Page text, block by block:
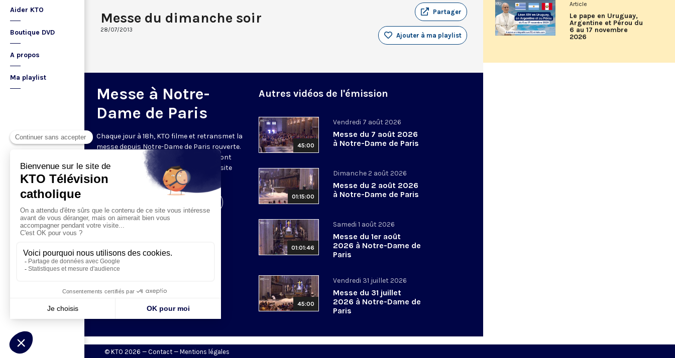
Aider KTO
Boutique DVD
A propos
Ma playlist
Messe du dimanche soir
28/07/2013
Partager
Ajouter à ma playlist
Messe à Notre-
Dame de Paris
Chaque jour à 18h, KTO filme et retransmet la
messe depuis Notre-Dame de Paris rouverte.
Les textes des Vêpres et de la messe sont
presque toujours ceux qu’indiquent le site
www.aelf.org
Autres vidéos de l'émission
45:00
Vendredi 7 août 2026
Messe du 7 août 2026
à Notre-Dame de Paris
01:15:00
Dimanche 2 août 2026
Messe du 2 août 2026
à Notre-Dame de Paris
01:01:46
Samedi 1 août 2026
Messe du 1er août
2026 à Notre-Dame de
Paris
45:00
Vendredi 31 juillet 2026
Messe du 31 juillet
2026 à Notre-Dame de
Paris
Article
Le pape en Uruguay,
Argentine et Pérou du
6 au 17 novembre
2026
© KTO 2026 — Contact — Mentions légales